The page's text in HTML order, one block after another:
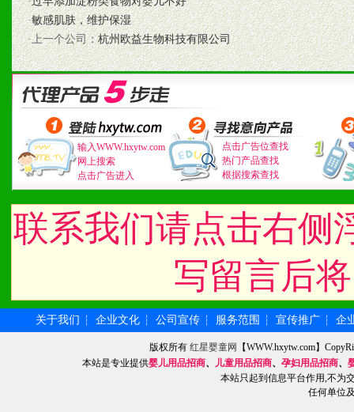
化。
九、加盟优势
1、广告企划支持：产品手
品全面配赠，免费提供软
册、专柜咨询手册等各种
2、市场保护支持：供优质
统一底价供货、严格保证
3、对代理商、经销商提供
单，税务发票，产品质量
4、营销技术支持：因地
专柜、社区、HS、名人营
·敏感肌肤，维护保湿
·上一个公司：杭州欧益生物科技有限公司
输入WWW.hxytw.com
网上搜索
点击广告进入
点击广告位查找
热门产品查找
根据搜索查找
联系我们请点击右侧
写留言后
关于我们 ┆ 企业文化 ┆ 公司宣传 ┆ 服务范围 ┆ 宣传推广 ┆ 企
版权所有红星婴童网
【WWW.hxytw.com】
本站是专业提供婴儿用品招商、 儿童用品招商、 孕妇用品招商、
本站只起到信息平台作用,不为
任何单位